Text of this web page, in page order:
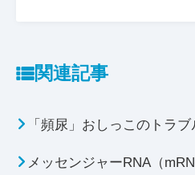
関連記事
「頻尿」おしっこのトラブ
メッセンジャーRNA（